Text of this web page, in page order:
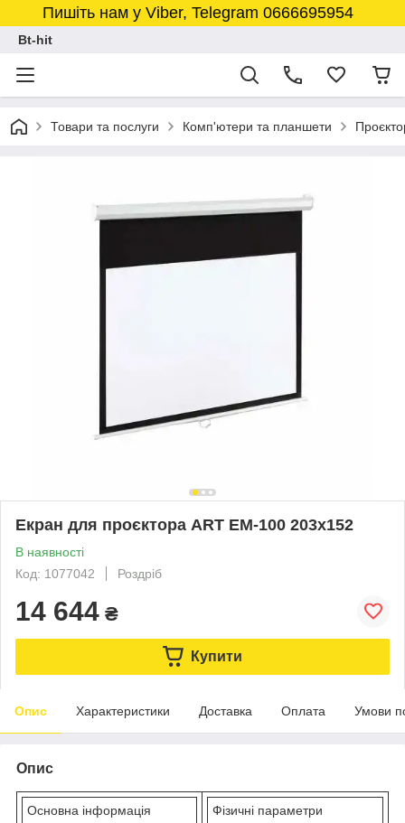
Пишіть нам у Viber, Telegram 0666695954
Bt-hit
Товари та послуги Комп'ютери та планшети
Екран для проєктора ART EM-100 203x152
В наявності
Код: 1077042
Роздріб
14 644 ₴
Купити
Опис Характеристики Доставка Оплата Умови
Опис
Основна інформація
Фізичні параметри